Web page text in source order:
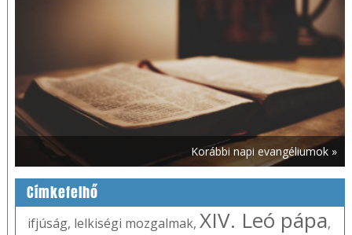
Korábbi napi evangéliumok »
Címkefelhő
ifjúság, lelkiségi mozgalmak, XIV. Leó pápa,